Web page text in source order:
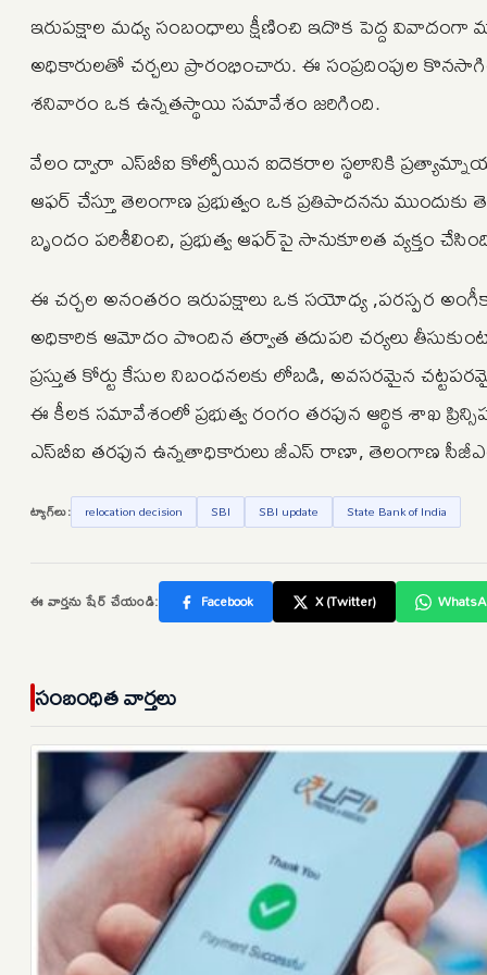
ఇరుపక్షాల మధ్య సంబంధాలు క్షీణించి ఇదొక పెద్ద వివాదంగా
అధికారులతో చర్చలు ప్రారంభించారు. ఈ సంప్రదింపుల
శనివారం ఒక ఉన్నతస్థాయి సమావేశం జరిగింది.
వేలం ద్వారా ఎస్‌బీఐ కోల్పోయిన ఐదెకరాల స్థలానికి
ఆఫర్‌ చేస్తూ తెలంగాణ ప్రభుత్వం ఒక ప్రతిపాదనను
బృందం పరిశీలించి, ప్రభుత్వ ఆఫర్‌పై సానుకూలత వ్యక్తం
ఈ చర్చల అనంతరం ఇరుపక్షాలు ఒక సయోధ్య ,పరస్పర
అధికారిక ఆమోదం పొందిన తర్వాత తదుపరి చర్యలు
ప్రస్తుత కోర్టు కేసుల నిబంధనలకు లోబడి, అవసరమైన
ఈ కీలక సమావేశంలో ప్రభుత్వ రంగం తరఫున ఆర్థిక శాఖ
ఎస్‌బీఐ తరఫున ఉన్నతాధికారులు జీఎస్‌ రాణా, తెలంగాణ
ట్యాగ్‌లు: relocation decision SBI SBI update State Bank of India
ఈ వార్తను షేర్ చేయండి: Facebook X (Twitter)
సంబంధిత వార్తలు